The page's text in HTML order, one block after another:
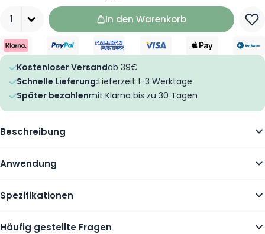
In den Warenkorb
Kostenloser Versandab 39€
Schnelle Lieferung:Lieferzeit 1-3 Werktage
Später bezahlenmit Klarna bis zu 30 Tagen
Beschreibung
Anwendung
Spezifikationen
Häufig gestellte Fragen